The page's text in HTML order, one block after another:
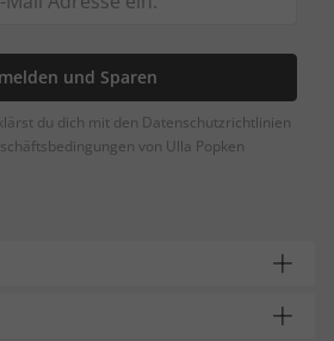
und Sparen
du dich mit den Datenschutzrichtlinien
von Ulla Popken